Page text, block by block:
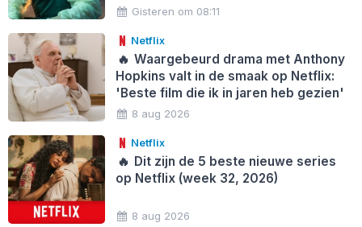
Gisteren om 08:11
Netflix
🔥 Waargebeurd drama met Anthony
Hopkins valt in de smaak op Netflix:
'Beste film die ik in jaren heb gezien'
8 aug 2026
Netflix
🔥 Dit zijn de 5 beste nieuwe series
op Netflix (week 32, 2026)
8 aug 2026